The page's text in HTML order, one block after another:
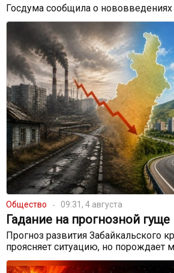
Госдума сообщила о нововведениях
Общество 09:31, 4 августа
Гадание на прогнозной гуще
Прогноз развития Забайкальского
проясняет ситуацию, но порождает